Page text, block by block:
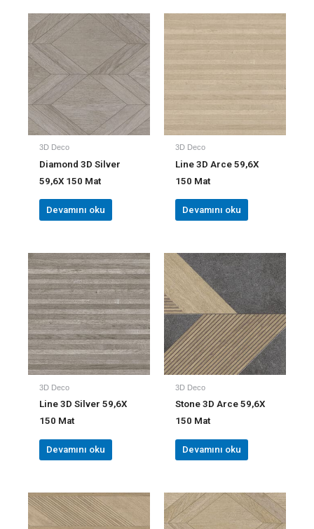
3D Deco
Diamond 3D Silver
59,6X 150 Mat
Devamını oku
3D Deco
Line 3D Arce 59,6X
150 Mat
Devamını oku
3D Deco
Line 3D Silver 59,6X
150 Mat
Devamını oku
3D Deco
Stone 3D Arce 59,6X
150 Mat
Devamını oku